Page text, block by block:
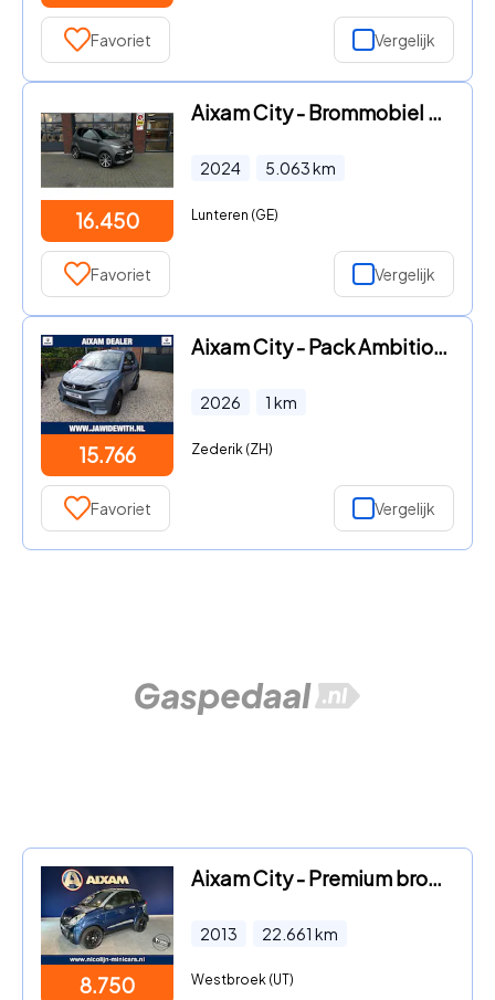
Favoriet Vergelijk
16.450
Aixam City - Brommobiel GTO | 13595, - EX BTW | LED | Dealer Garantie
2024 5.063km
Lunteren (GE)
Favoriet Vergelijk
15.766
Aixam City - Pack Ambition NIEUW! minicar Achteruitrijcamera, Centrale de
2026 1 km
Zederik (ZH)
Favoriet Vergelijk
8.750
Aixam City - Premium brommobiel, citycar, met ABS
2013 22.661 km
Westbroek (UT)